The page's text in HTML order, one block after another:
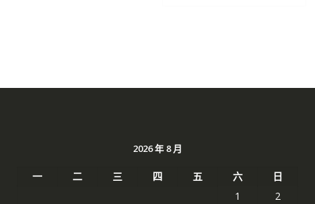
2026 年 8 月
一 二 三 四 五 六
日
1
2